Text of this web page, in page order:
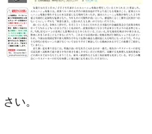
さい。